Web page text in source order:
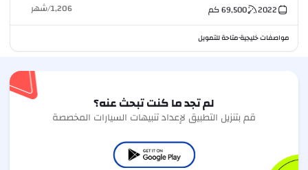
2022
69,500كم 1,206
/شهر
مواصفات خليجية•متاحة للتمويل
لم تجد ما كنت تبحث عنه؟
قم بتنزيل التطبيق لإعداد تنبيهات السيارات المخصصة